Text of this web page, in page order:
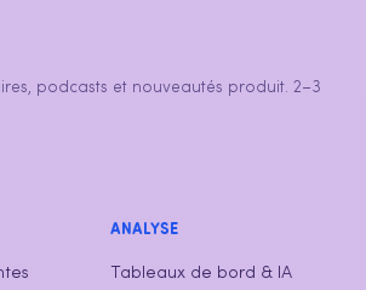
podcasts et nouveautés produit. 2–3
ANALYSE
Tableaux de bord & IA